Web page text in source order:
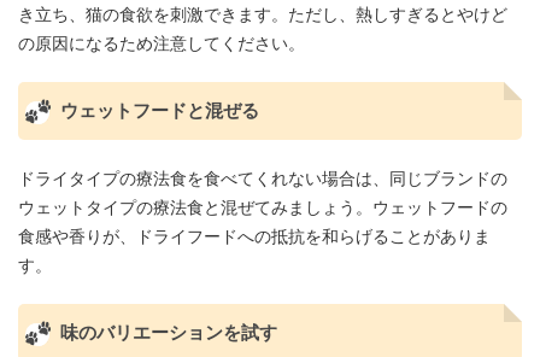
き立ち、猫の食欲を刺激できます。ただし、熱しすぎるとやけど
の原因になるため注意してください。
ウェットフードと混ぜる
ドライタイプの療法食を食べてくれない場合は、同じブランドの
ウェットタイプの療法食と混ぜてみましょう。ウェットフードの
食感や香りが、ドライフードへの抵抗を和らげることがありま
す。
味のバリエーションを試す